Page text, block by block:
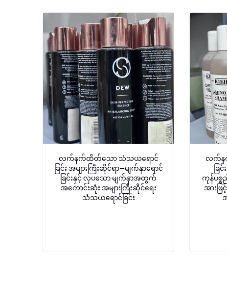
လက်နက်ထိတ်သော သံသယရောင်
ခြင်း အများကြီးဆိုင်ရာ—မျက်နှာရောင်
ခြင်းနှင့် လှပသော မျက်နှာအတွက်
အကောင်းဆုံး အများကြီးဆိုင်ရေး
သံသယရောင်ခြင်း
လက်န
ခြ
ကုန်ပစ္စ
အားဖ